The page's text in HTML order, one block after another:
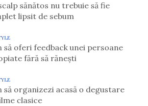
sănătos nu trebuie să fie
lipsit de sebum
să oferi feedback unei persoane
fără să rănești
să organizezi acasă o degustare
clasice